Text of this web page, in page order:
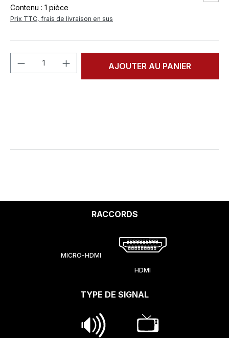
Contenu : 1 pièce
Prix TTC, frais de livraison en sus
Quantité de produit : Entrez la
AJOUTER AU PANIER
RACCORDS
MICRO-HDMI
HDMI
TYPE DE SIGNAL